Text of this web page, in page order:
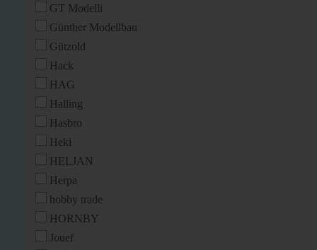
GT Modelli
Günther Modellbau
Gützold
Hack
HAG
Halling
Hasbro
Heki
HELJAN
Herpa
hobby trade
HORNBY
Jouef